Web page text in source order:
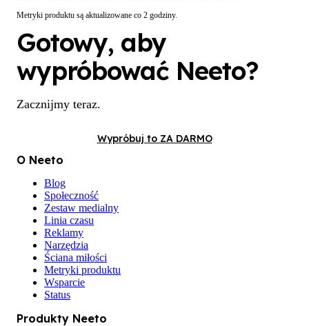
Metryki produktu są aktualizowane co 2 godziny.
Gotowy, aby
wypróbować Neeto?
Zacznijmy teraz.
Wypróbuj to ZA DARMO
O Neeto
Blog
Społeczność
Zestaw medialny
Linia czasu
Reklamy
Narzędzia
Ściana miłości
Metryki produktu
Wsparcie
Status
Produkty Neeto